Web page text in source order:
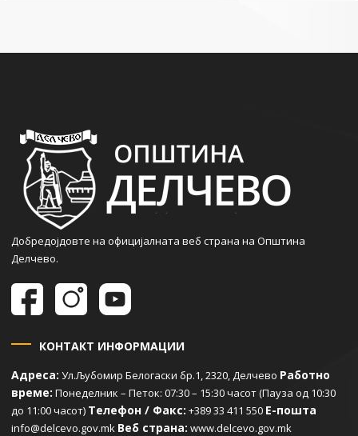
Добредојдовте на официјалната веб страна на Општина
Делчево.
КОНТАКТ ИНФОРМАЦИИ
Адреса: Ул.Љубомир Белогаски бр.1, 2320, Делчево Работно
време: Понеделник – Петок: 07:30 – 15:30 часот (Пауза од 10:30
до 11:00 часот) Телефон / Факс: +389 33 411 550 Е-пошта
info@delcevo.gov.mk Веб страна: www.delcevo.gov.mk